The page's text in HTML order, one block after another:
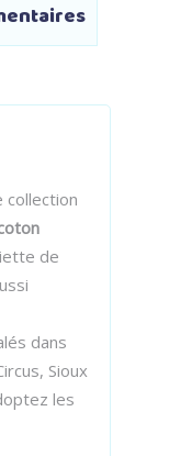
collection
de
dans
Sioux
les